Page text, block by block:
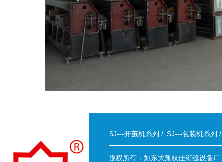
SJ---开茧机系列 / SJ---包装机系列
版权所有：如东大豫双佳绗缝设备厂